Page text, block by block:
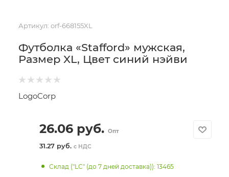
Артикул: orf-668155XL
Футболка «Stafford» мужская,
Размер XL, Цвет синий нэйви
LogoCorp
26.06руб. Опт
31.27 руб. с НДС
Склад ("LC" (до 7 дней доставка)): 13465